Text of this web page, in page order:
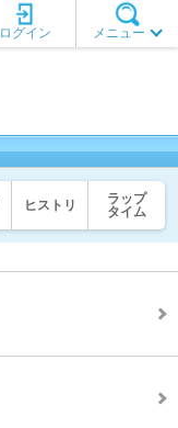
メニュー
ログイン
ヒストリ
ラップ
タイム